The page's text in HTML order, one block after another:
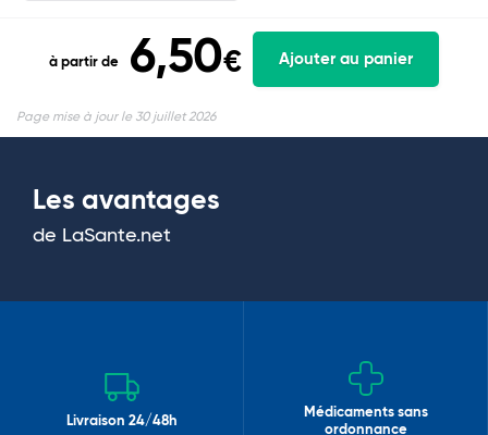
à partir de 6,50€ Ajouter au panier
Page mise à jour le 30 juillet 2026
Les avantages
de LaSante.net
Livraison 24/48h
Médicaments sans
ordonnance